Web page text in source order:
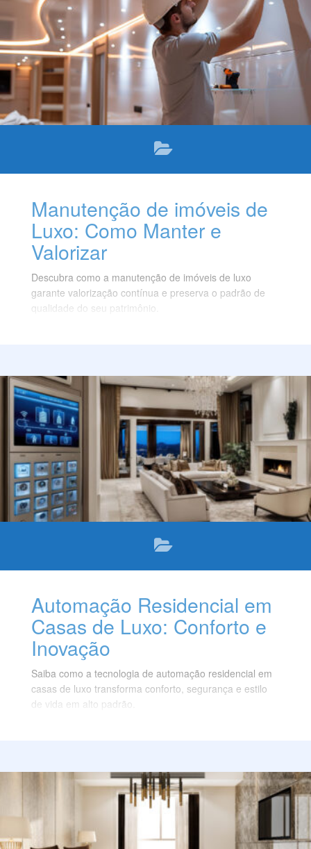
Manutenção de imóveis de
Luxo: Como Manter e
Valorizar
Descubra como a manutenção de imóveis de luxo
garante valorização contínua e preserva o padrão de
qualidade do seu patrimônio.
Automação Residencial em
Casas de Luxo: Conforto e
Inovação
Saiba como a tecnologia de automação residencial em
casas de luxo transforma conforto, segurança e estilo
de vida em alto padrão.